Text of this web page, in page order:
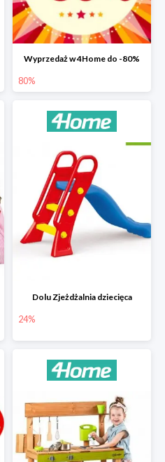
Wyprzedaż w 4Home do -80%
80%
Dolu Zjeżdżalnia dziecięca
24%